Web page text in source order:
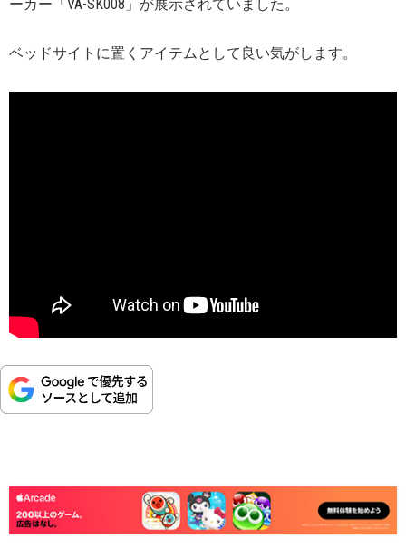
ーカー「VA-SK008」が展示されていました。
ベッドサイトに置くアイテムとして良い気がします。